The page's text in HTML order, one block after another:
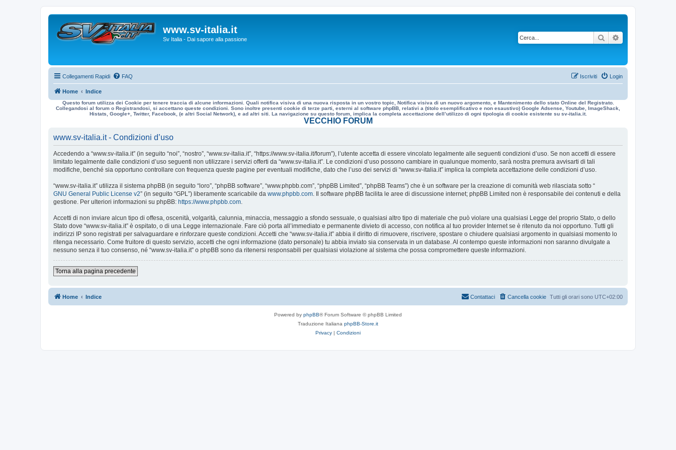
www.sv-italia.it
Sv Italia - Dai sapore alla passione Cerca
Collegamenti Rapidi FAQ Login
Iscriviti
Home Indice
Questo forum utilizza dei Cookie per tenere traccia di alcune informazioni. Quali notifica visiva di una nuova risposta in un vostro topic, Notifica visiva di un nuovo argomento, e Mantenimento dello stato Online del Registrato.
Collegandosi al forum o Registrandosi, si accettano queste condizioni. Sono inoltre presenti cookie di terze parti, esterni al software phpBB, relativi a (titolo esemplificativo e non esaustivo) Google Adsense, Youtube, ImageShack,
Histats, Google+, Twitter, Facebook, (e altri Social Network), e ad altri siti. La navigazione su questo forum, implica la completa accettazione dell’utilizzo di ogni tipologia di cookie esistente su sv-italia.it.
VECCHIO FORUM
www.sv-italia.it - Condizioni d’uso
Accedendo a “www.sv-italia.it” (in seguito “noi”, “nostro”, “www.sv-italia.it”, “https://www.sv-italia.it/forum”), l’utente accetta di essere vincolato legalmente alle seguenti condizioni d’uso. Se non accetti di essere
limitato legalmente dalle condizioni d’uso seguenti non utilizzare i servizi offerti da “www.sv-italia.it”. Le condizioni d’uso possono cambiare in qualunque momento, sarà nostra premura avvisarti di tali
modifiche, benché sia opportuno controllare con frequenza queste pagine per eventuali modifiche, dato che l’uso dei servizi di “www.sv-italia.it” implica la completa accettazione delle condizioni d’uso.
“www.sv-italia.it” utilizza il sistema phpBB (in seguito “loro”, “phpBB software”, “www.phpbb.com”, “phpBB Limited”, “phpBB Teams”) che è un software per la creazione di comunità web rilasciata sotto “
GNU General Public License v2” (in seguito “GPL”) liberamente scaricabile da www.phpbb.com. Il software phpBB facilita le aree di discussione internet; phpBB Limited non è responsabile dei contenuti e della
gestione. Per ulteriori informazioni su phpBB: https://www.phpbb.com.
Accetti di non inviare alcun tipo di offesa, oscenità, volgarità, calunnia, minaccia, messaggio a sfondo sessuale, o qualsiasi altro tipo di materiale che può violare una qualsiasi Legge del proprio Stato, o dello
Stato dove “www.sv-italia.it” è ospitato, o di una Legge internazionale. Fare ciò porta all’immediato e permanente divieto di accesso, con notifica al tuo provider Internet se è ritenuto da noi opportuno. Tutti gli
indirizzi IP sono registrati per salvaguardare e rinforzare queste condizioni. Accetti che “www.sv-italia.it” abbia il diritto di rimuovere, riscrivere, spostare o chiudere qualsiasi argomento in qualsiasi momento lo
ritenga necessario. Come fruitore di questo servizio, accetti che ogni informazione (dato personale) tu abbia inviato sia conservata in un database. Al contempo queste informazioni non saranno divulgate a
nessuno senza il tuo consenso, né “www.sv-italia.it” o phpBB sono da ritenersi responsabili per qualsiasi violazione al sistema che possa compromettere queste informazioni.
Torna alla pagina precedente
Home Indice Tutti gli orari sono UTC+02:00
Cancella cookie
Contattaci
Powered by phpBB® Forum Software © phpBB Limited
Traduzione Italiana phpBB-Store.it
Privacy | Condizioni